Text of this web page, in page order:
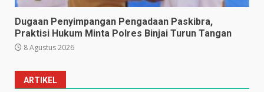
Dugaan Penyimpangan Pengadaan Paskibra,
Praktisi Hukum Minta Polres Binjai Turun Tangan
8 Agustus 2026
ARTIKEL